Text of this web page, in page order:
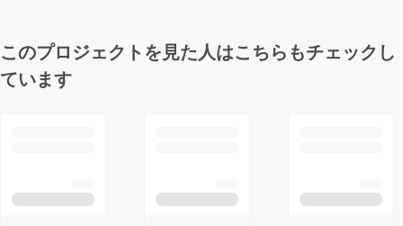
このプロジェクトを見た人はこちらもチェックし
ています